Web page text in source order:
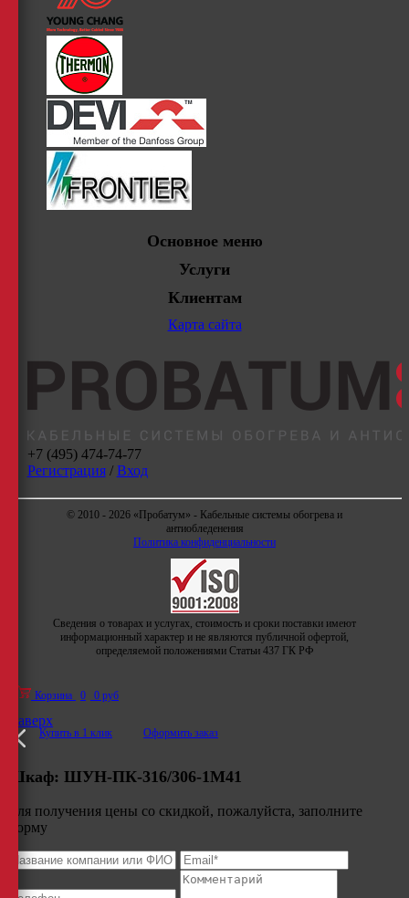
Основное меню
Услуги
Клиентам
Карта сайта
+7 (495) 474-74-77
Регистрация/ Вход
© 2010 - 2026 «Пробатум» - Кабельные системы обогрева и
антиобледенения
Политика конфиденциальности
Сведения о товарах и услугах, стоимость и сроки поставки имеют
информационный характер и не являются публичной офертой,
определяемой положениями Статьи 437 ГК РФ
Корзина 0 0 руб
Купить в 1 клик Оформить заказ
Наверх
Шкаф: ШУН-ПК-316/306-1М41
Для получения цены со скидкой, пожалуйста, заполните
форму